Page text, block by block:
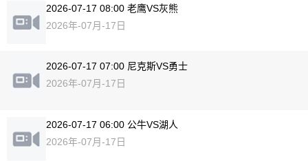
2026-07-17 08:00 老鹰VS灰熊
2026年-07月-17日
2026-07-17 07:00 尼克斯VS勇士
2026年-07月-17日
2026-07-17 06:00 公牛VS湖人
2026年-07月-17日